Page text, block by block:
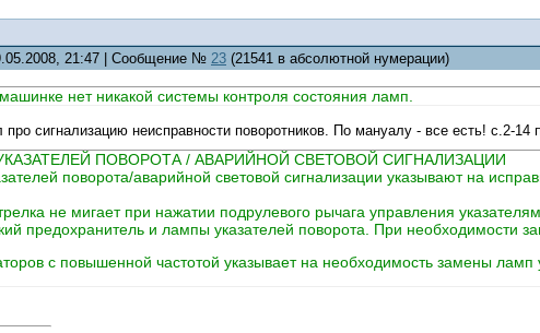
21:47 | Сообщение № 23 (21541 в абсолютной нумерации)
нет никакой системы контроля состояния ламп.
про сигнализацию неисправности поворотников. По мануалу - все есть! с.2-14
ПОВОРОТА / АВАРИЙНОЙ СВЕТОВОЙ СИГНАЛИЗАЦИИ
поворота/аварийной световой сигнализации указывают на
не мигает при нажатии подрулевого рычага управления
предохранитель и лампы указателей поворота. При необходимости
с повышенной частотой указывает на необходимость замены ламп